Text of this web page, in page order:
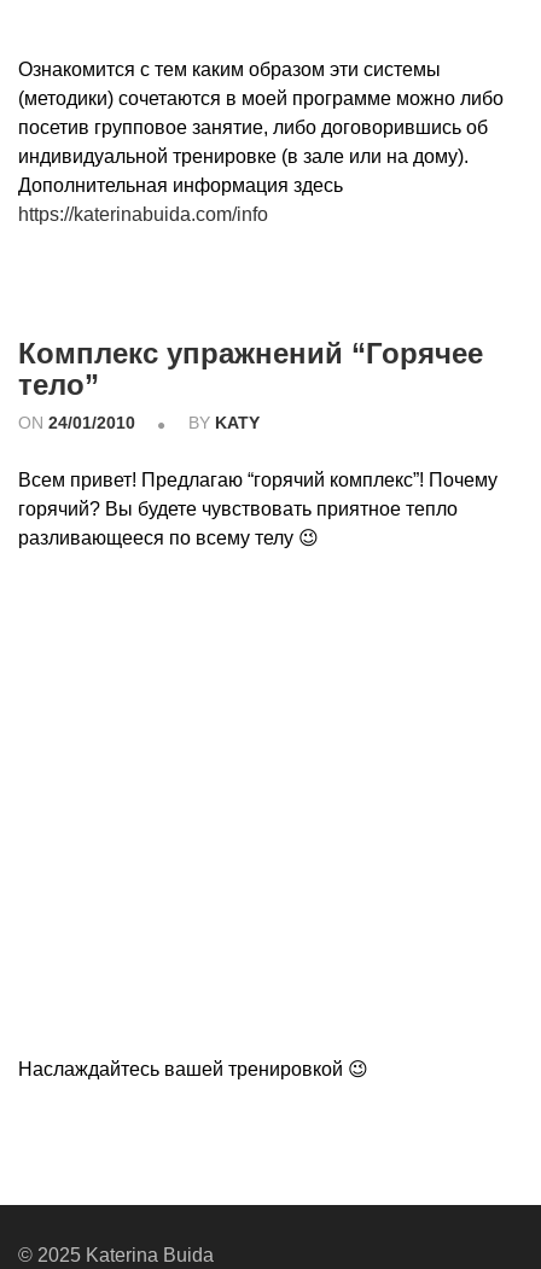
Ознакомится с тем каким образом эти системы
(методики) сочетаются в моей программе можно либо
посетив групповое занятие, либо договорившись об
индивидуальной тренировке (в зале или на дому).
Дополнительная информация здесь
https://katerinabuida.com/info
Комплекс упражнений “Горячее
тело”
ON 24/01/2010 BY KATY
Всем привет! Предлагаю “горячий комплекс”! Почему
горячий? Вы будете чувствовать приятное тепло
разливающееся по всему телу 😉
Наслаждайтесь вашей тренировкой 😉
© 2025 Katerina Buida